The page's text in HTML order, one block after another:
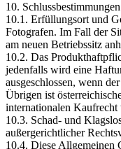
10. Schlussbestimmungen
10.1. Erfüllungsort und
Fotografen. Im Fall der
am neuen Betriebssitz
10.2. Das
jedenfalls wird eine
ausgeschlossen, wenn
Übrigen ist
internationalen Kaufrecht
10.3. Schad- und
außergerichtlicher
10.4. Diese Allgemeinen